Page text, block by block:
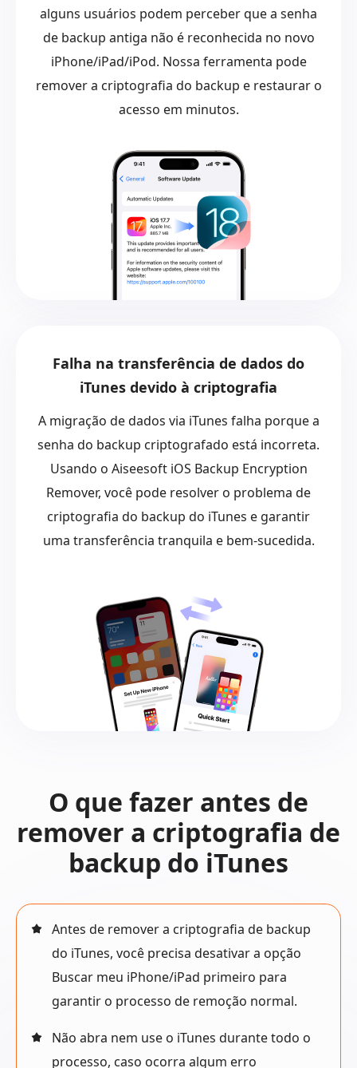
alguns usuários podem perceber que a senha
de backup antiga não é reconhecida no novo
iPhone/iPad/iPod. Nossa ferramenta pode
remover a criptografia do backup e restaurar o
acesso em minutos.
Falha na transferência de dados do
iTunes devido à criptografia
A migração de dados via iTunes falha porque a
senha do backup criptografado está incorreta.
Usando o Aiseesoft iOS Backup Encryption
Remover, você pode resolver o problema de
criptografia do backup do iTunes e garantir
uma transferência tranquila e bem-sucedida.
O que fazer antes de
remover a criptografia de
backup do iTunes
Antes de remover a criptografia de backup
do iTunes, você precisa desativar a opção
Buscar meu iPhone/iPad primeiro para
garantir o processo de remoção normal.
Não abra nem use o iTunes durante todo o
processo, caso ocorra algum erro